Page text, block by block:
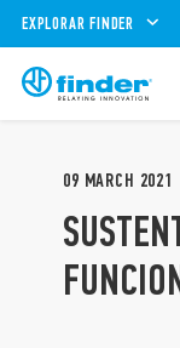
EXPLORAR FINDER
09 MARCH 2021